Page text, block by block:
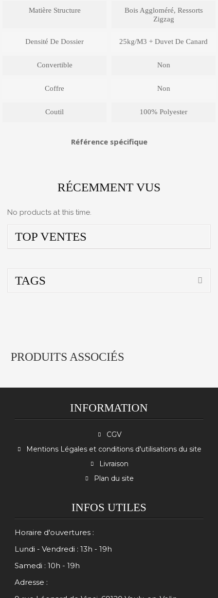
Matière Structure
Bois Aggloméré, Ressorts
Zigzag
Densité De Dossier 25kg/m3 + Duvet De Canard
Convertible Non
Coffre Non
Coutil 100% Polyester
Référence spécifique
RÉCEMMENT VUS
No products at this time.
TOP VENTES
TAGS
PRODUITS ASSOCIÉS
INFORMATION
CGV
Mentions Légales et conditions d'utilisations du site
Livraison
Plan du site
INFOS UTILES
Horaire d'ouvertures :
Lundi - Vendredi : 13h - 19h
Samedi : 10h - 19h
Adresse :